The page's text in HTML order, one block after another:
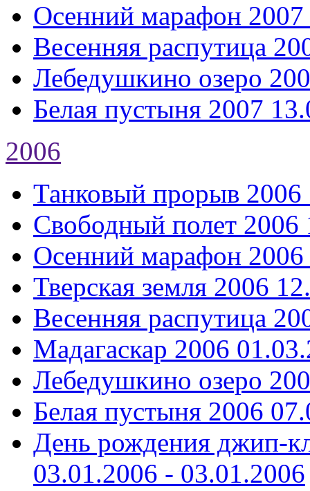
Осенний марафон 2007
Весенняя распутица
Лебедушкино озеро
Белая пустыня 2007
2006
Танковый прорыв 2006
Свободный полет 2006
Осенний марафон 2006
Тверская земля 2006
Весенняя распутица
Мадагаскар 2006
Лебедушкино озеро
Белая пустыня 2006
День рождения джип-
03.01.2006 - 03.01.2006